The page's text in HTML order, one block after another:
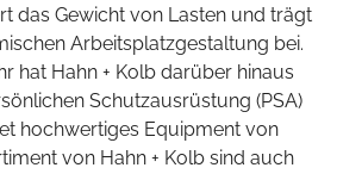
das Gewicht von Lasten und trägt
Arbeitsplatzgestaltung bei.
hat Hahn + Kolb darüber hinaus
Schutzausrüstung (PSA)
hochwertiges Equipment von
von Hahn + Kolb sind auch